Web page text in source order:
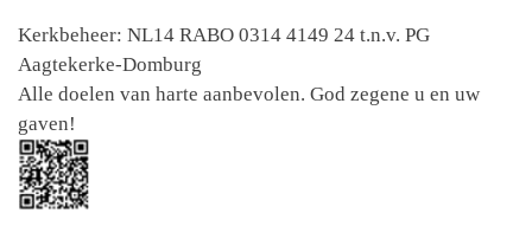
Kerkbeheer: NL14 RABO 0314 4149 24 t.n.v. PG
Aagtekerke-Domburg
Alle doelen van harte aanbevolen. God zegene u en uw
gaven!